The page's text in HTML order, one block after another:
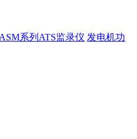
ASM系列ATS监录仪 发电机功